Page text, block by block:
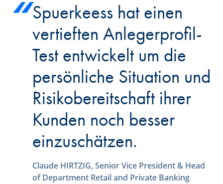
Spuerkeess hat einen
vertieften Anlegerprofil-
Test entwickelt um die
persönliche Situation und
Risikobereitschaft ihrer
Kunden noch besser
einzuschätzen.
Claude HIRTZIG, Senior Vice President & Head
of Department Retail and Private Banking